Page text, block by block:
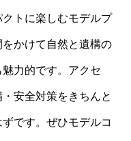
トに楽しむモデルプ
かけて自然と遺構の
力的です。アクセ
安全対策をきちんと
です。ぜひモデルコ